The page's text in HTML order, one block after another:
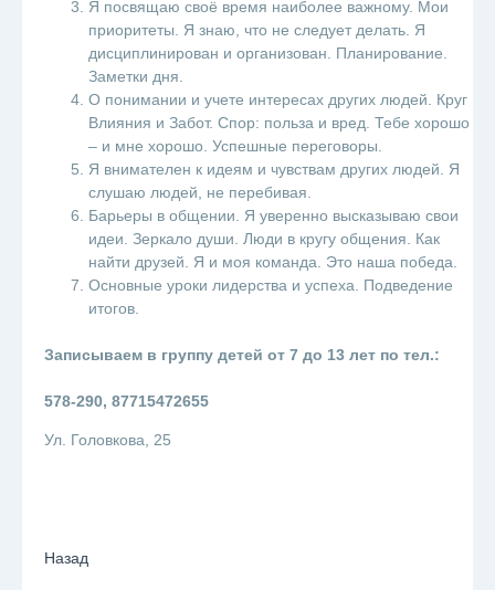
Я посвящаю своё время наиболее важному. Мои
приоритеты. Я знаю, что не следует делать. Я
дисциплинирован и организован. Планирование.
Заметки дня.
О понимании и учете интересах других людей. Круг
Влияния и Забот. Спор: польза и вред. Тебе хорошо
– и мне хорошо. Успешные переговоры.
Я внимателен к идеям и чувствам других людей. Я
слушаю людей, не перебивая.
Барьеры в общении. Я уверенно высказываю свои
идеи. Зеркало души. Люди в кругу общения. Как
найти друзей. Я и моя команда. Это наша победа.
Основные уроки лидерства и успеха. Подведение
итогов.
Записываем в группу детей от 7 до 13 лет по тел.:
578-290, 87715472655
Ул. Головкова, 25
Назад